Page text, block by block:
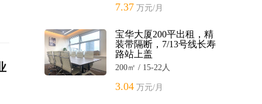
7.37 万元/月
宝华大厦200平出租，精
装带隔断，7/13号线长寿
路站上盖
200㎡ / 15-22人
3.04 万元/月